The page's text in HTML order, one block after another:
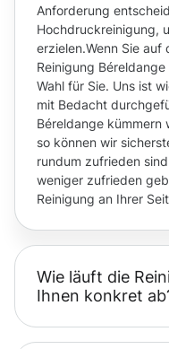
Anforderung
Hochdruckreinigung,
erzielen.Wenn Sie auf
Reinigung
Wahl für Sie. Uns ist
mit Bedacht
Béreldange kümmern
so können wir
rundum zufrieden
weniger zufrieden
Reinigung an Ihrer
Wie läuft die
Ihnen konkret